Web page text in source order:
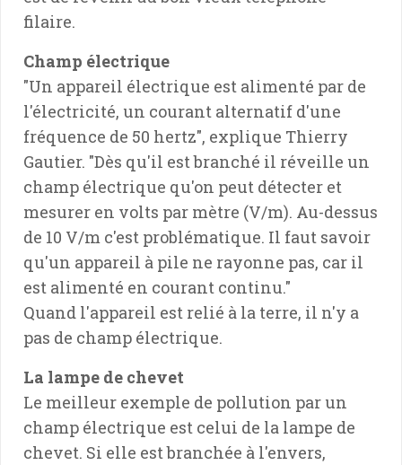
filaire.
Champ électrique
"Un appareil électrique est alimenté par de
l'électricité, un courant alternatif d'une
fréquence de 50 hertz", explique Thierry
Gautier. "Dès qu'il est branché il réveille un
champ électrique qu'on peut détecter et
mesurer en volts par mètre (V/m). Au-dessus
de 10 V/m c'est problématique. Il faut savoir
qu'un appareil à pile ne rayonne pas, car il
est alimenté en courant continu."
Quand l'appareil est relié à la terre, il n'y a
pas de champ électrique.
La lampe de chevet
Le meilleur exemple de pollution par un
champ électrique est celui de la lampe de
chevet. Si elle est branchée à l'envers,